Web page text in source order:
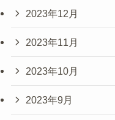
2023年12月
2023年11月
2023年10月
2023年9月